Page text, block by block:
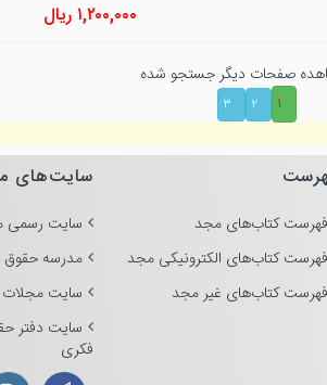
۱,۲۰۰,۰۰۰ ریال
صفحات دیگر جستجو شده
۱
۲ ۳
فهرست کتاب‌های مجد
فهرست کتاب‌های الکترونیکی مجد
فهرست کتاب‌های غیر مجد
سایت‌های
سایت رسمی
مدرسه
سایت
سایت دفتر
فکری